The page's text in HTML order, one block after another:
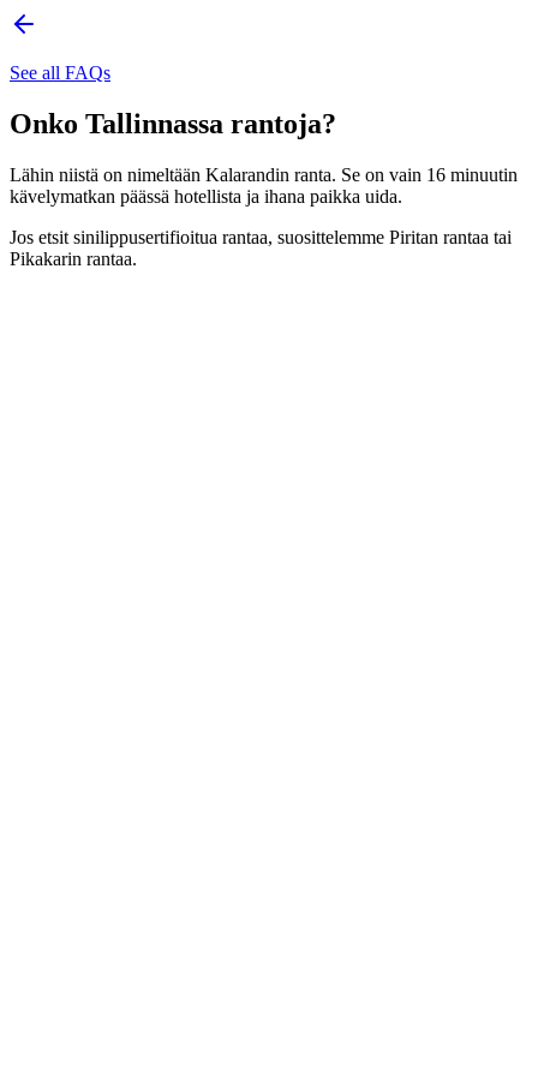
See all FAQs
Onko Tallinnassa rantoja?
Lähin niistä on nimeltään Kalarandin ranta. Se on vain 16 minuutin
kävelymatkan päässä hotellista ja ihana paikka uida.
Jos etsit sinilippusertifioitua rantaa, suosittelemme Piritan rantaa tai
Pikakarin rantaa.